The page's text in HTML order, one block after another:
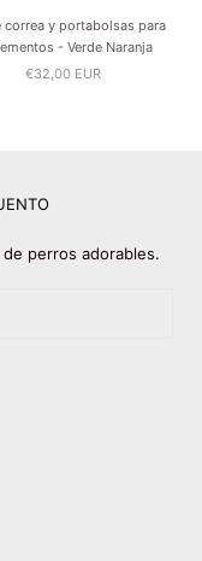
correa y portabolsas para
- Verde Naranja
€32,00 EUR
perros adorables.